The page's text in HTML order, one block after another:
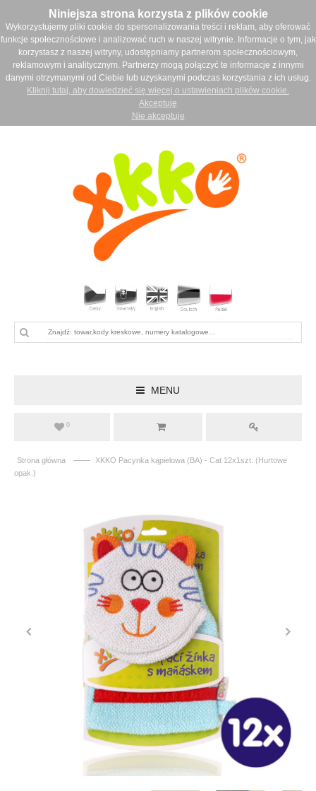
Niniejsza strona korzysta z plików cookie
Wykorzystujemy pliki cookie do spersonalizowania treści i reklam, aby oferować
funkcje społecznościowe i analizować ruch w naszej witrynie. Informacje o tym, jak
korzystasz z naszej witryny, udostępniamy partnerom społecznościowym,
reklamowym i analitycznym. Partnerzy mogą połączyć te informacje z innymi
danymi otrzymanymi od Ciebie lub uzyskanymi podczas korzystania z ich usług.
Kliknij tutaj, aby dowiedzieć się więcej o ustawieniach plików cookie.
Akceptuję
Nie akceptuje
MENU
0
Strona główna ——
XKKO Pacynka kąpielowa (BA) - Cat 12x1szt. (Hurtowe
opak.)